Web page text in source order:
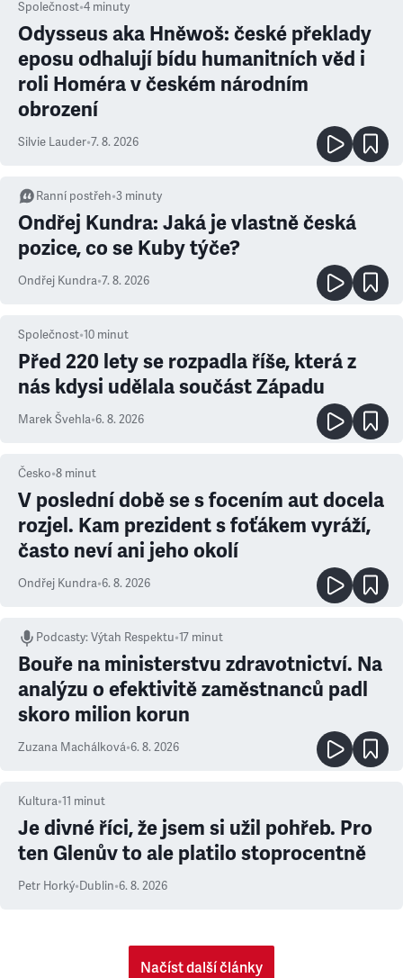
Společnost•4 minuty
Odysseus aka Hněwoš: české překlady
eposu odhalují bídu humanitních věd i
roli Homéra v českém národním
obrození
Silvie Lauder•7. 8. 2026
Ranní postřeh•3 minuty
Ondřej Kundra: Jaká je vlastně česká
pozice, co se Kuby týče?
Ondřej Kundra•7. 8. 2026
Společnost•10 minut
Před 220 lety se rozpadla říše, která z
nás kdysi udělala součást Západu
Marek Švehla•6. 8. 2026
Česko•8 minut
V poslední době se s focením aut docela
rozjel. Kam prezident s foťákem vyráží,
často neví ani jeho okolí
Ondřej Kundra•6. 8. 2026
Podcasty:Výtah Respektu•17 minut
Bouře na ministerstvu zdravotnictví. Na
analýzu o efektivitě zaměstnanců padl
skoro milion korun
Zuzana Machálková•6. 8. 2026
Kultura•11 minut
Je divné říci, že jsem si užil pohřeb. Pro
ten Glenův to ale platilo stoprocentně
Petr Horký•Dublin•6. 8. 2026
Načíst další články